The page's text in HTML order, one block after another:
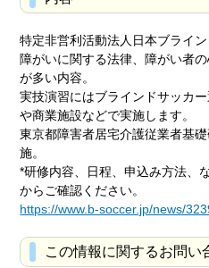
特定非営利活動法人日本ブライ
障がいに関する法律、障がい者
が多い内容。
実技演習にはブラインドサッカ
や商業施設などで実施します。
東京都障害者居宅介護従業者基
施。
*研修内容、日程、申込み方法、
からご確認ください。
https://www.b-soccer.jp/news/
この情報に関するお問い